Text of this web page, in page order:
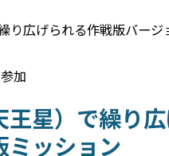
り広げられる作戦版バージ
加
王星）で繰り
ミッション